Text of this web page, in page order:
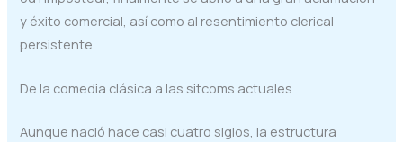
y éxito comercial, así como al resentimiento clerical
persistente.
De la comedia clásica a las sitcoms actuales
Aunque nació hace casi cuatro siglos, la estructura